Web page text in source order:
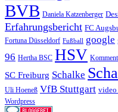
BVB Daniela Katzenberger
Erfahrungsbericht FC
Fortuna Düsseldorf Fußball google
96 Hertha BSC HSV
SC Freiburg Schalke
Uli Hoeneß VfB Stuttgart video
Wordpress